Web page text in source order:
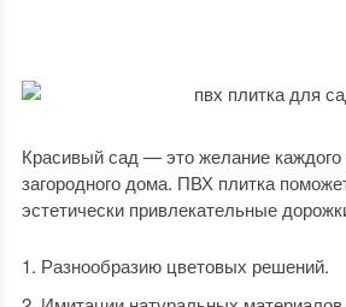
Красивый сад — это желание
загородного дома. ПВХ плитка
эстетически привлекательные
Разнообразию цветовых решений.